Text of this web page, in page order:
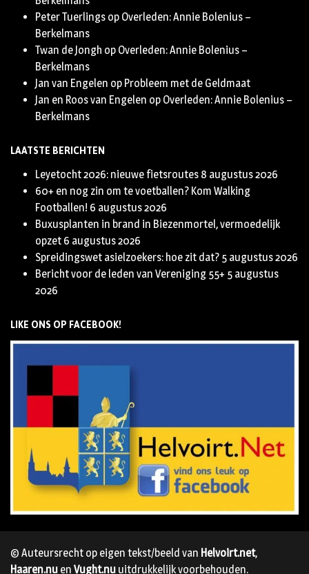
Peter Tuerlings op Overleden: Annie Bolenius –
Berkelmans
Twan de Jongh op Overleden: Annie Bolenius –
Berkelmans
Jan van Engelen op Probleem met de Geldmaat
Jan en Roos van Engelen op Overleden: Annie Bolenius –
Berkelmans
LAATSTE BERICHTEN
Leyetocht 2026: nieuwe fietsroutes 8 augustus 2026
60+ en nog zin om te voetballen? Kom Walking
Footballen! 6 augustus 2026
Buxusplanten in brand in Biezenmortel, vermoedelijk
opzet 6 augustus 2026
Spreidingswet asielzoekers: hoe zit dat? 5 augustus 2026
Bericht voor de leden van Vereniging 55+ 5 augustus
2026
LIKE ONS OP FACEBOOK!
© Auteursrecht op eigen tekst/beeld van Helvoirt.net,
Haaren.nu en Vught.nu uitdrukkelijk voorbehouden.